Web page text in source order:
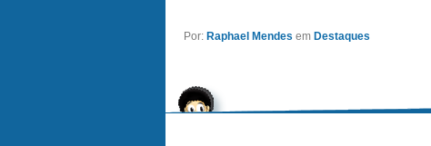
Por: Raphael Mendes em Destaques